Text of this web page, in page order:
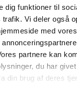
dig funktioner til
Vi deler også
med
partnere kan
du har
din brug af deres
Arbejdet udføres
slappe af, mens
ordner din
ikke engang
hjemme.
det
i haven?